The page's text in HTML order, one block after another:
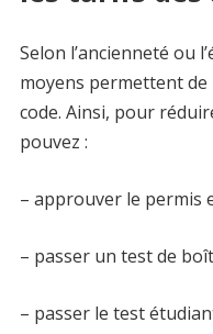
Selon l’ancienneté ou
moyens permettent de
code. Ainsi, pour
pouvez :
– approuver le permis
– passer un test de
– passer le test